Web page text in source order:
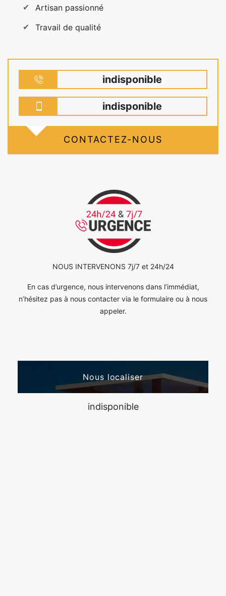
Artisan passionné
Travail de qualité
indisponible
indisponible
CONTACTEZ-NOUS
NOUS INTERVENONS 7j/7 et 24h/24
En cas d’urgence, nous intervenons dans l’immédiat,
n’hésitez pas à nous contacter via le formulaire ou à nous
appeler.
Nous localiser
indisponible